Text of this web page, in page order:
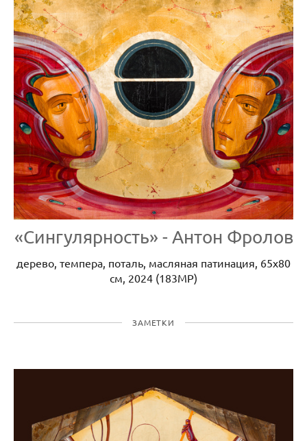
«Сингулярность» - Антон Фролов
дерево, темпера, поталь, масляная патинация, 65x80
см, 2024 (183MP)
ЗАМЕТКИ